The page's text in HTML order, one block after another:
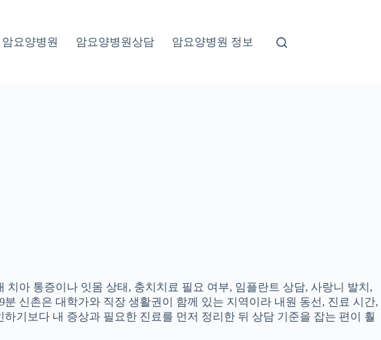
암요양병원 암요양병원상담 암요양병원 정보
아 통증이나 잇몸 상태, 충치치료 필요 여부, 임플란트 상담, 사랑니 발치,
신촌은 대학가와 직장 생활권이 함께 있는 지역이라 내원 동선, 진료 시간,
기보다 내 증상과 필요한 진료를 먼저 정리한 뒤 상담 기준을 잡는 편이 훨